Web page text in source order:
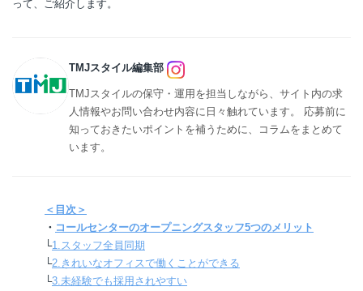
って、ご紹介します。
TMJスタイル編集部
TMJスタイルの保守・運用を担当しながら、サイト内の求
人情報やお問い合わせ内容に日々触れています。 応募前に
知っておきたいポイントを補うために、コラムをまとめて
います。
＜目次＞
・ コールセンターのオープニングスタッフ5つのメリット
└1.スタッフ全員同期
└2.きれいなオフィスで働くことができる
└3.未経験でも採用されやすい